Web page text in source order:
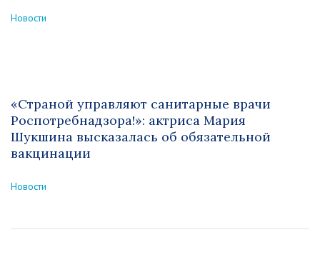
Новости
«Страной управляют санитарные врачи
Роспотребнадзора!»: актриса Мария
Шукшина высказалась об обязательной
вакцинации
Новости